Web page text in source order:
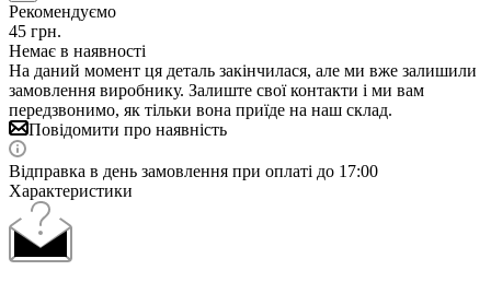
Рекомендуємо
45 грн.
Немає в наявності
На даний момент ця деталь закінчилася, але ми вже залишили
замовлення виробнику. Залиште свої контакти і ми вам
передзвонимо, як тільки вона приїде на наш склад.
Повідомити про наявність
Відправка в день замовлення при оплаті до 17:00
Характеристики